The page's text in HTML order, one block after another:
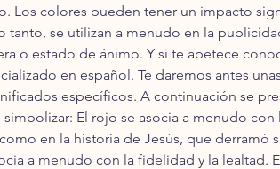
Los colores pueden tener un impacto
se utilizan a menudo en la
o estado de ánimo. Y si te apetece
en español. Te daremos antes
específicos. A continuación se
El rojo se asocia a menudo
en la historia de Jesús, que derramó
a menudo con la fidelidad y la lealtad.